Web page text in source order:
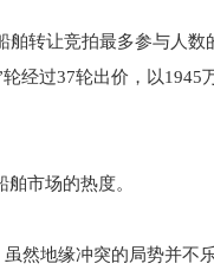
转让竞拍最多参与人数
经过37轮出价，以1945
市场的热度。
然地缘冲突的局势并不